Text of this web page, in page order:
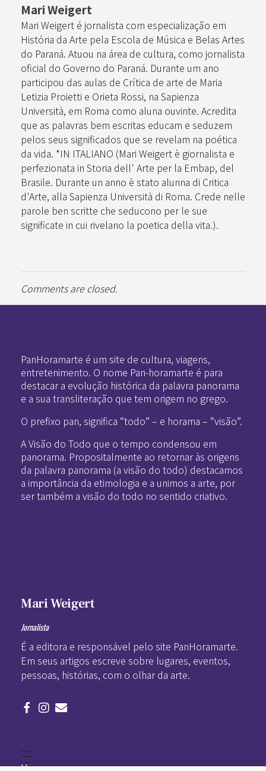
Mari Weigert
Mari Weigert é jornalista com especialização em
História da Arte pela Escola de Música e Belas Artes
do Paraná. Atuou na área de cultura, como jornalista
oficial do Governo do Paraná. Durante um ano
participou das aulas de Crítica de arte de Maria
Letizia Proietti e Orieta Rossi, na Sapienza
Università, em Roma como aluna ouvinte. Acredita
que as palavras bem escritas educam e seduzem
pelos seus significados que se revelam na poética
da vida. *IN ITALIANO (Mari Weigert è giornalista e
perfezionata in Storia dell' Arte per la Embap, del
Brasile. Durante un anno è stato alunna di Critica
d'Arte, alla Sapienza Università di Roma. Crede nelle
parole ben scritte che seducono per le sue
significate in cui rivelano la poetica della vita.).
Comments are closed.
PanHoramarte é um site de cultura, viagens,
entretenimento. O nome Pan-horamarte é para
destacar a evolução histórica da palavra panorama
e a sua transliteração que tem origem no grego.
O prefixo pan, significa “todo” – e horama – “visão”.
A Visão do Todo que o tempo condensou em
panorama. Propositalmente ao retornar às origens
da palavra panorama (a visão do todo) destacamos
a importância da etimologia e a unimos a arte, por
ser também a visão do todo no sentido criativo.
Mari Weigert
Jornalista
É a editora e responsável pelo site PanHoramarte.
Em seus artigos escreve sobre lugares, eventos,
pessoas, histórias, com o olhar da arte.
Home